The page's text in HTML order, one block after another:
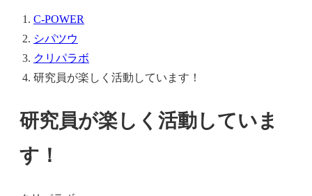
C-POWER
シパツウ
クリパラボ
研究員が楽しく活動しています！
研究員が楽しく活動していま
す！